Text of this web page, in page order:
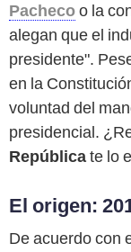
Pachecoo la
alegan que el
presidente".
en la
voluntad del
presidencial.
Repúblicate lo
El origen:
De acuerdo con